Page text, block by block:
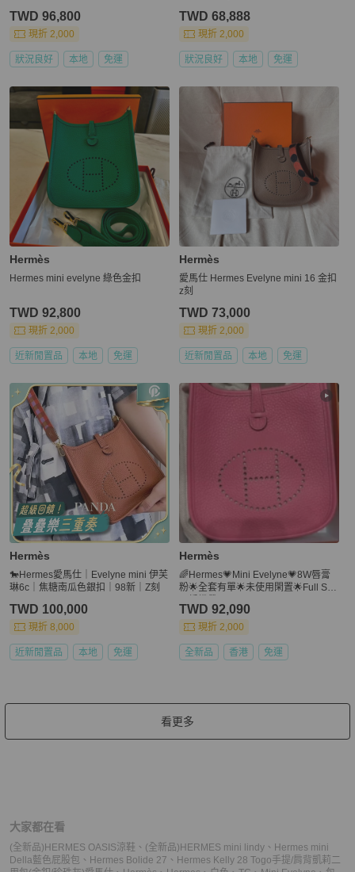
TWD 96,800
現折 2,000
狀況良好 本地 免運
TWD 68,888
現折 2,000
狀況良好 本地 免運
Hermès
Hermes mini evelyne 綠色金扣
TWD 92,800
現折 2,000
近新閒置品 本地 免運
Hermès
愛馬仕 Hermes Evelyne mini 16 金扣
z刻
TWD 73,000
現折 2,000
近新閒置品 本地 免運
Hermès
🐎Hermes愛馬仕｜Evelyne mini 伊芙
琳6c｜焦糖南瓜色銀扣｜98新｜Z刻
TWD 100,000
現折 8,000
近新閒置品 本地 免運
Hermès
🌈Hermes💗Mini Evelyne💗8W唇膏
粉🌟全套有單🌟未使用閑置🌟Full Set
TWD 92,090
現折 2,000
全新品 香港 免運
看更多
大家都在看
(全新品)HERMES OASIS涼鞋 、 (全新品)HERMES mini lindy 、 Hermes mini
Della藍色屁股包 、 Hermes Bolide 27 、 Hermes Kelly 28 Togo手提/肩背凱莉二